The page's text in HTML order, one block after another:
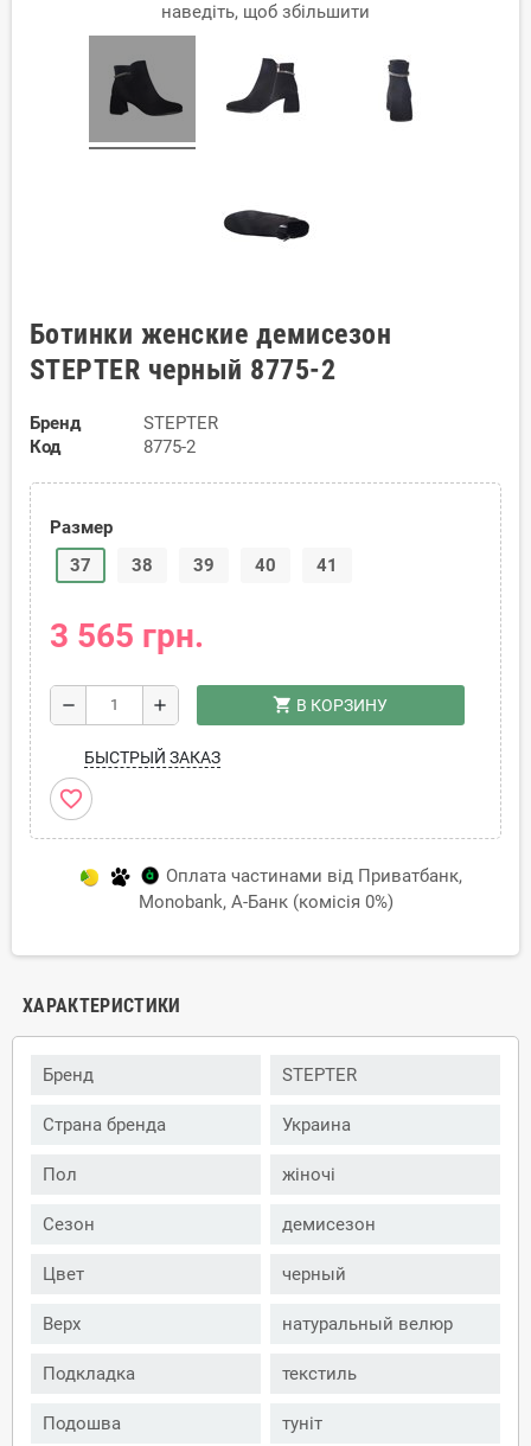
наведіть, щоб збільшити
Ботинки женские демисезон
STEPTER черный 8775-2
Бренд
STEPTER
Код
8775-2
Размер
37
38 39 40 41
3 565 грн.
remove add shopping_cart В КОРЗИНУ
БЫСТРЫЙ ЗАКАЗ
favorite_border
Оплата частинами від Приватбанк,
Monobank, А-Банк (комісія 0%)
ХАРАКТЕРИСТИКИ
Бренд STEPTER
Страна бренда Украина
Пол жіночі
Сезон демисезон
Цвет черный
Верх натуральный велюр
Подкладка текстиль
Подошва туніт